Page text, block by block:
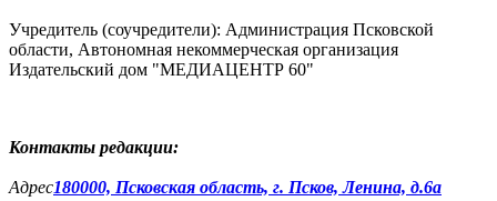
Учредитель (соучредители): Администрация Псковской
области, Автономная некоммерческая организация
Издательский дом "МЕДИАЦЕНТР 60"
Контакты редакции:
Адреc180000, Псковская область, г. Псков, Ленина, д.6а